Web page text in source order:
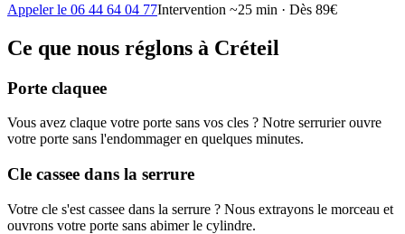
Appeler le 06 44 64 04 77Intervention ~25 min · Dès 89€
Ce que nous réglons à Créteil
Porte claquee
Vous avez claque votre porte sans vos cles ? Notre serrurier ouvre
votre porte sans l'endommager en quelques minutes.
Cle cassee dans la serrure
Votre cle s'est cassee dans la serrure ? Nous extrayons le morceau et
ouvrons votre porte sans abimer le cylindre.